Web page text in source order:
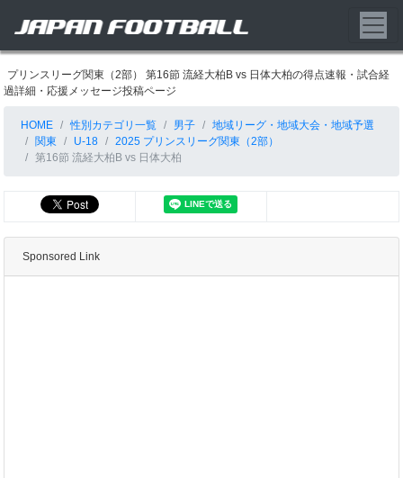
プリンスリーグ関東（2部） 第16節 流経大柏B vs 日体大柏の得点速報・試合経
過詳細・応援メッセージ投稿ページ
HOME 性別カテゴリ一覧 男子
地域リーグ・地域大会・地域予選
関東
U-18
2025 プリンスリーグ関東（2部）
第16節 流経大柏B vs 日体大柏
Sponsored Link